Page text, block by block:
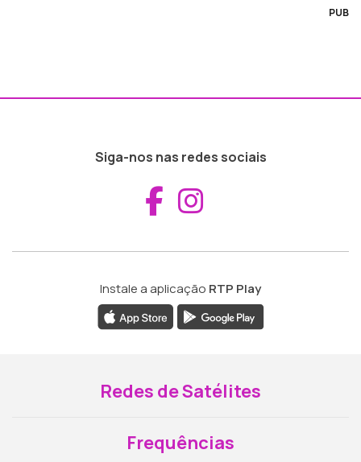
PUB
Siga-nos nas redes sociais
Aceder ao
Instale a aplicação RTP Play
Redes de Satélites
Frequências